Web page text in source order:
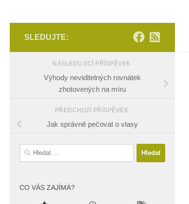
SLEDUJTE:
NÁSLEDUJÍCÍ PŘÍSPĚVEK
Výhody neviditelných rovnátek
zhotovených na míru
PŘEDCHOZÍ PŘÍSPĚVEK
Jak správně pečovat o vlasy
Vyhledávání
CO VÁS ZAJÍMÁ?